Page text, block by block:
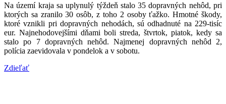
Na území kraja sa uplynulý týždeň stalo 35 dopravných nehôd, pri
ktorých sa zranilo 30 osôb, z toho 2 osoby ťažko. Hmotné škody,
ktoré vznikli pri dopravných nehodách, sú odhadnuté na 229-tisíc
eur. Najnehodovejšími dňami boli streda, štvrtok, piatok, kedy sa
stalo po 7 dopravných nehôd. Najmenej dopravných nehôd 2,
polícia zaevidovala v pondelok a v sobotu.
Zdieľať